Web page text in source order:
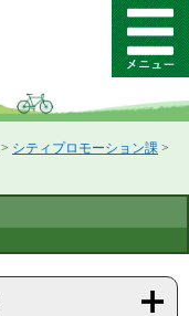
メ
ニ
ー
> シティプロモーション課 >